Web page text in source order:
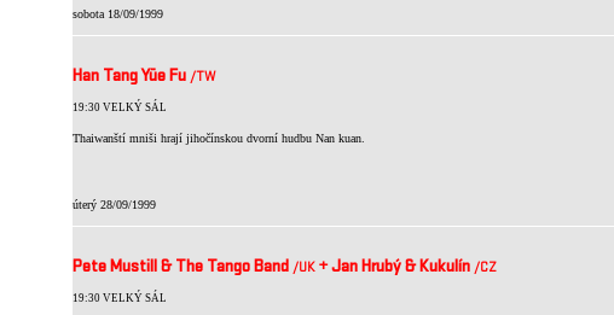
sobota 18/09/1999
Han Tang Yüe Fu /TW
19:30 VELKÝ SÁL
Thaiwanští mniši hrají jihočínskou dvorní hudbu Nan kuan.
úterý 28/09/1999
Pete Mustill & The Tango Band /UK +Jan Hrubý & Kukulín /CZ
19:30 VELKÝ SÁL